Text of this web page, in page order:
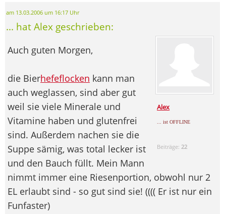
am 13.03.2006 um 16:17 Uhr
... hat Alex geschrieben:
Alex
... ist OFFLINE
Beiträge: 22
Auch guten Morgen,
die Bierhefeflocken kann man
auch weglassen, sind aber gut
weil sie viele Minerale und
Vitamine haben und glutenfrei
sind. Außerdem nachen sie die
Suppe sämig, was total lecker ist
und den Bauch füllt. Mein Mann
nimmt immer eine Riesenportion, obwohl nur 2
EL erlaubt sind - so gut sind sie! (((( Er ist nur ein
Funfaster)